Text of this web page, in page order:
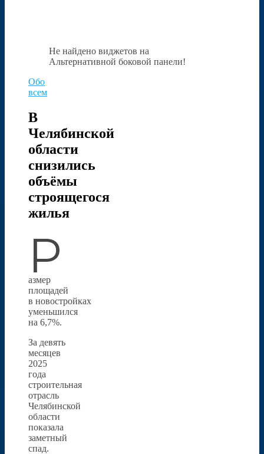
Не найдено виджетов на
Альтернативной боковой панели!
Обо
всем
В
Челябинской
области
снизились
объёмы
строящегося
жилья
Р
азмер
площадей
в новостройках
уменьшился
на 6,7%.
За девять
месяцев
2025
года
строительная
отрасль
Челябинской
области
показала
заметный
спад.